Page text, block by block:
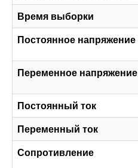
Время выборки
Постоянное напряжение
Переменное напряжение
Постоянный ток
Переменный ток
Сопротивление